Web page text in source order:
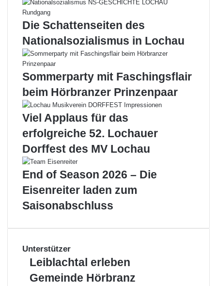
Die Schattenseiten des
Nationalsozialismus in Lochau
Sommerparty mit Faschingsflair
beim Hörbranzer Prinzenpaar
Viel Applaus für das
erfolgreiche 52. Lochauer
Dorffest des MV Lochau
End of Season 2026 – Die
Eisenreiter laden zum
Saisonabschluss
Unterstützer
Leiblachtal
Leiblachtal erleben
Gemeinde
Gemeinde Hörbranz